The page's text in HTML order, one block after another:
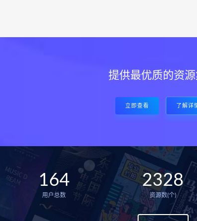
提供最优质的资
立即查看 了解详
164
用户总数
2328
资源数(个)